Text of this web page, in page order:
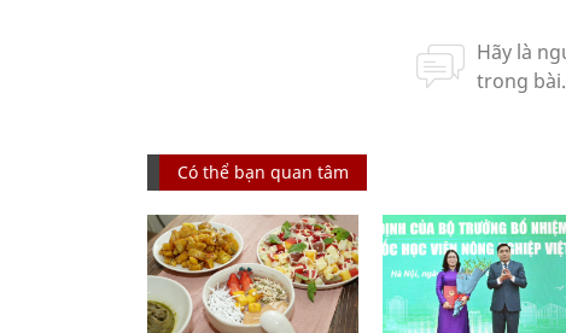
Có thể bạn quan tâm